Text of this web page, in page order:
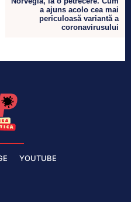
a ajuns acolo cea mai
periculoasă variantă a
coronavirusului
YOUTUBE